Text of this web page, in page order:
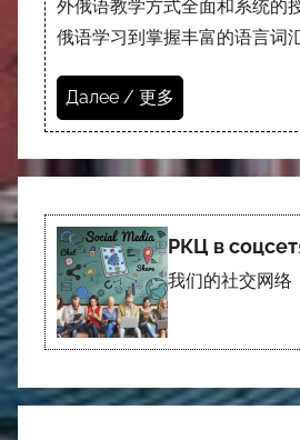
外俄语教学方式全面和系统的
俄语学习到掌握丰富的语言词
Далее / 更多
РКЦ в
我们的社交网络